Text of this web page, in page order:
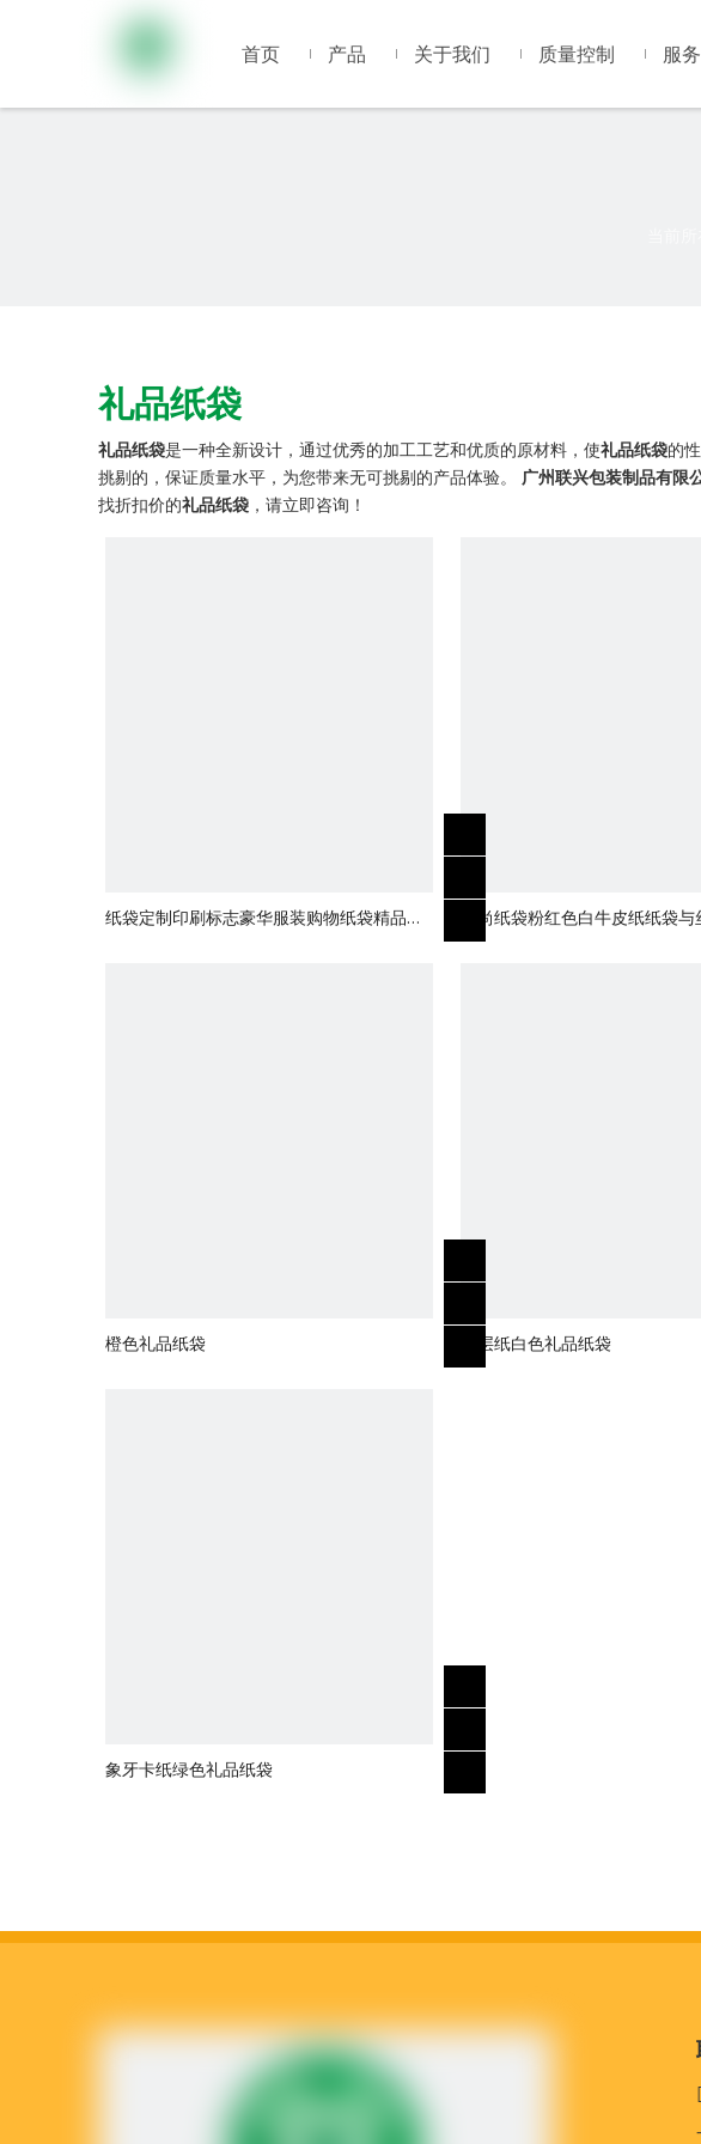
首页 产品 关于我们 质量控制 服务
礼品纸袋
礼品纸袋是一种全新设计，通过优秀的加工工艺和优质的原材料，使礼品纸袋的
挑剔的，保证质量水平，为您带来无可挑剔的产品体验。 广州联兴包装制品有限
找折扣价的礼品纸袋 ，请立即咨询！
纸袋定制印刷标志豪华服装购物纸袋精品可
时尚纸袋粉红色白牛皮纸纸袋与
橙色礼品纸袋 涂层纸白色礼品纸袋
象牙卡纸绿色礼品纸袋